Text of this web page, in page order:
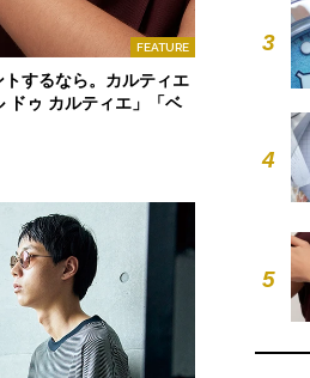
FEATURE
するなら。カルティエ
ドゥ カルティエ」「ベ
3
4
5